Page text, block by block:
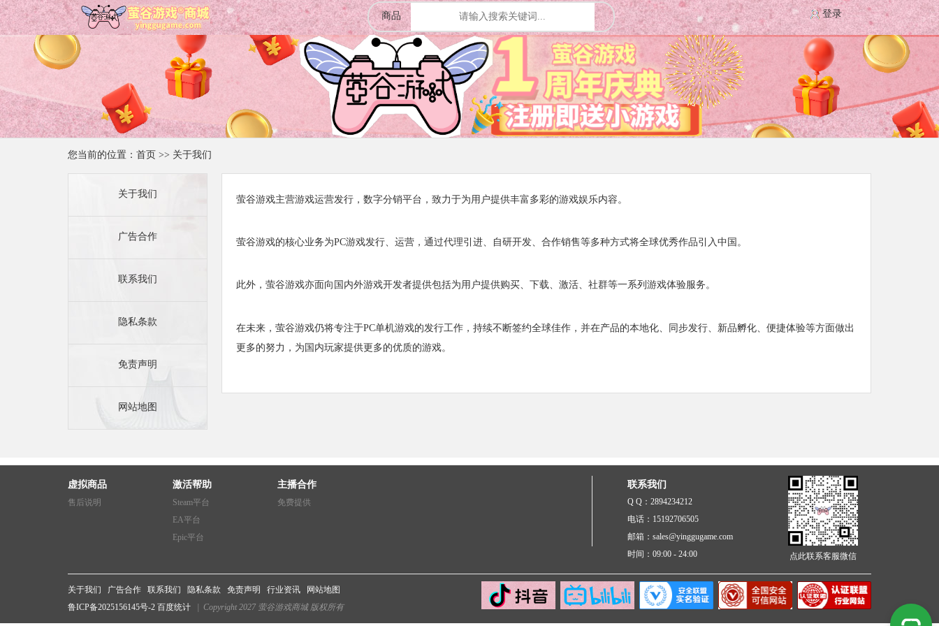
商品 登录
您当前的位置： 首页 >> 关于我们
关于我们
广告合作
联系我们
隐私条款
免责声明
网站地图
萤谷游戏主营游戏运营发行，数字分销平台，致力于为用户提供丰富多彩的游戏娱乐内容。
萤谷游戏的核心业务为PC游戏发行、运营，通过代理引进、自研开发、合作销售等多种方式将全球优秀作品引入中国。
此外，萤谷游戏亦面向国内外游戏开发者提供包括为用户提供购买、下载、激活、社群等一系列游戏体验服务。
在未来，萤谷游戏仍将专注于PC单机游戏的发行工作，持续不断签约全球佳作，并在产品的本地化、同步发行、新品孵化、便捷体验等方面做出
更多的努力，为国内玩家提供更多的优质的游戏。
虚拟商品
售后说明
激活帮助
Steam平台
EA平台
Epic平台
主播合作
免费提供
联系我们
Q Q：2894234212
电话：15192706505
邮箱：sales@yinggugame.com
时间：09:00 - 24:00
点此联系客服微信
关于我们 广告合作 联系我们 隐私条款 免责声明 行业资讯
网站地图
鲁ICP备2025156145号-2 百度统计 | Copyright 2027 萤谷游戏商城 版权所有